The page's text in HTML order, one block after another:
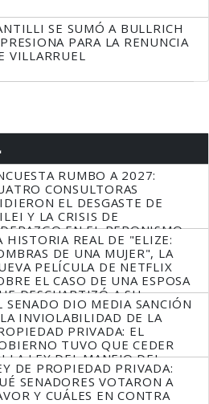
SE SUMÓ A BULLRICH
PARA LA RENUNCIA
VILLARRUEL
RUMBO A 2027:
CONSULTORAS
EL DESGASTE DE
Y LA CRISIS DE
EN EL PERONISMO
HISTORIA REAL DE "ELIZE:
DE UNA MUJER", LA
PELÍCULA DE NETFLIX
EL CASO DE UNA ESPOSA
DESCUARTIZÓ A SU
SENADO DIO MEDIA SANCIÓN
INVIOLABILIDAD DE LA
PRIVADA: EL
TUVO QUE CEDER
LA LEY DEL MANEJO DEL
DE PROPIEDAD PRIVADA:
SENADORES VOTARON A
Y CUÁLES EN CONTRA